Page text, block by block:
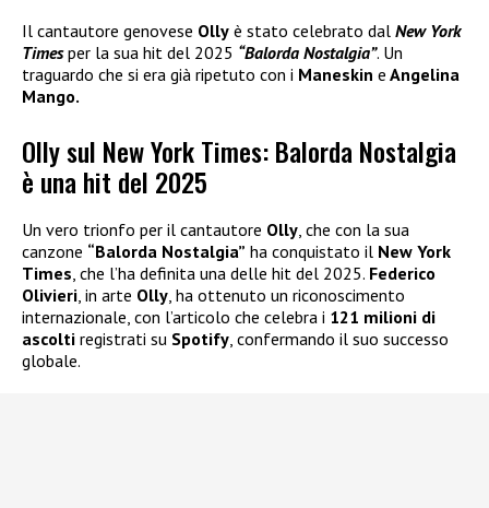
Il cantautore genovese Olly è stato celebrato dal New York
Timesper la sua hit del 2025 “Balorda Nostalgia”. Un
traguardo che si era già ripetuto con i Maneskin e Angelina
Mango.
Olly sul New York Times: Balorda Nostalgia
è una hit del 2025
Un vero trionfo per il cantautore Olly, che con la sua
canzone “Balorda Nostalgia” ha conquistato il New York
Times, che l’ha definita una delle hit del 2025. Federico
Olivieri, in arte Olly, ha ottenuto un riconoscimento
internazionale, con l’articolo che celebra i 121 milioni di
ascolti registrati su Spotify, confermando il suo successo
globale.